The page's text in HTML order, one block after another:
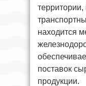
находится
поставок
продукции.